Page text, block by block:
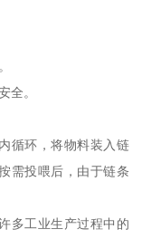
全。
循环，将物料装入链
需投喂后，由于链条
多工业生产过程中的